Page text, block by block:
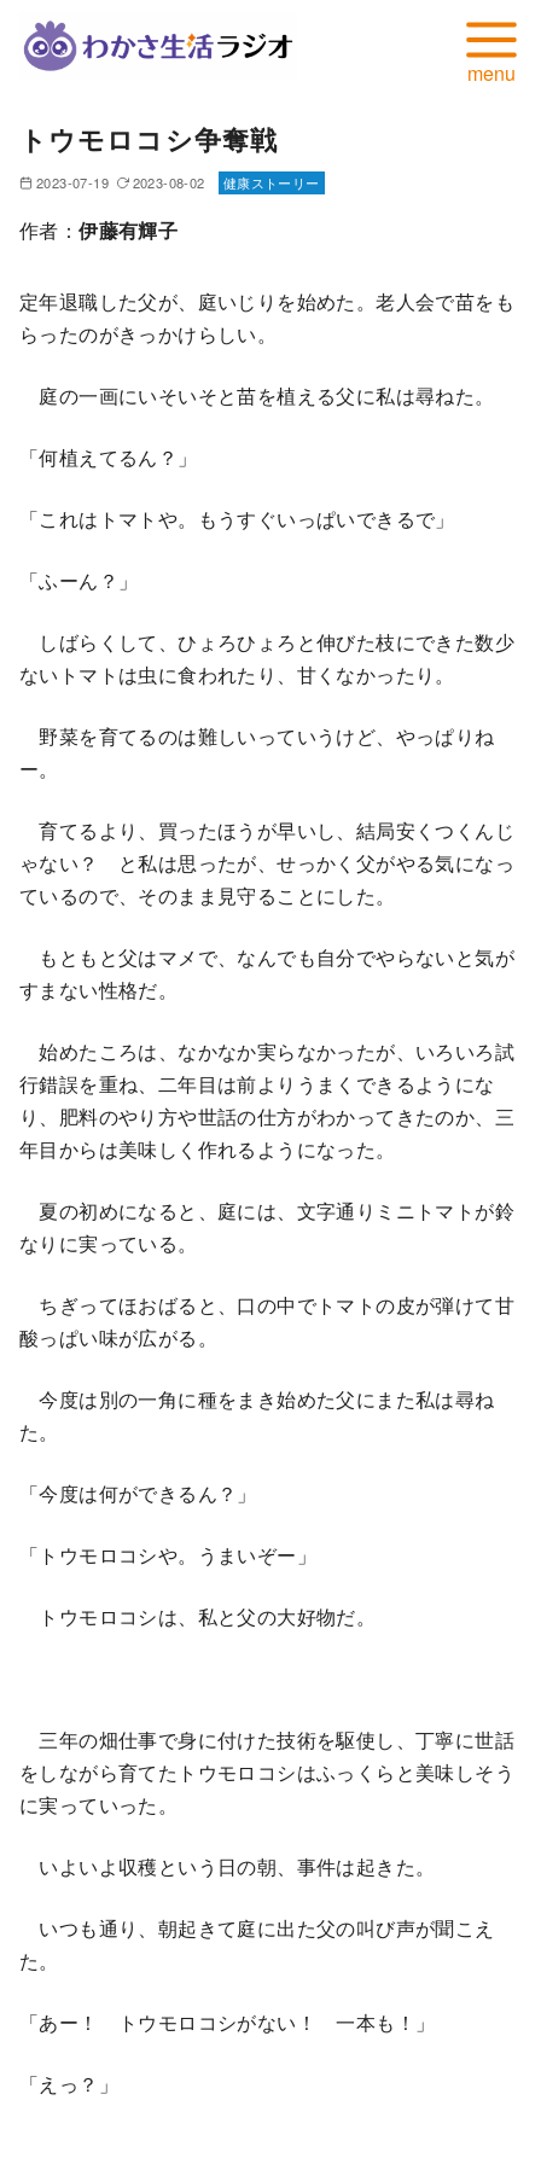
トウモロコシ争奪戦
2023-07-19 2023-08-02 健康ストーリー
作者：伊藤有輝子
定年退職した父が、庭いじりを始めた。老人会で苗をも
らったのがきっかけらしい。
庭の一画にいそいそと苗を植える父に私は尋ねた。
「何植えてるん？」
「これはトマトや。もうすぐいっぱいできるで」
「ふーん？」
しばらくして、ひょろひょろと伸びた枝にできた数少
ないトマトは虫に食われたり、甘くなかったり。
野菜を育てるのは難しいっていうけど、やっぱりね
ー。
育てるより、買ったほうが早いし、結局安くつくんじ
ゃない？ と私は思ったが、せっかく父がやる気になっ
ているので、そのまま見守ることにした。
もともと父はマメで、なんでも自分でやらないと気が
すまない性格だ。
始めたころは、なかなか実らなかったが、いろいろ試
行錯誤を重ね、二年目は前よりうまくできるようにな
り、肥料のやり方や世話の仕方がわかってきたのか、三
年目からは美味しく作れるようになった。
夏の初めになると、庭には、文字通りミニトマトが鈴
なりに実っている。
ちぎってほおばると、口の中でトマトの皮が弾けて甘
酸っぱい味が広がる。
今度は別の一角に種をまき始めた父にまた私は尋ね
た。
「今度は何ができるん？」
「トウモロコシや。うまいぞー」
トウモロコシは、私と父の大好物だ。
三年の畑仕事で身に付けた技術を駆使し、丁寧に世話
をしながら育てたトウモロコシはふっくらと美味しそう
に実っていった。
いよいよ収穫という日の朝、事件は起きた。
いつも通り、朝起きて庭に出た父の叫び声が聞こえ
た。
「あー！ トウモロコシがない！ 一本も！」
「えっ？」